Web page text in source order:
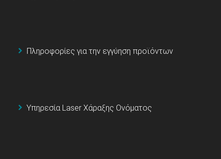
Πληροφορίες για την εγγύηση προϊόντων
Υπηρεσία Laser Χάραξης Ονόματος